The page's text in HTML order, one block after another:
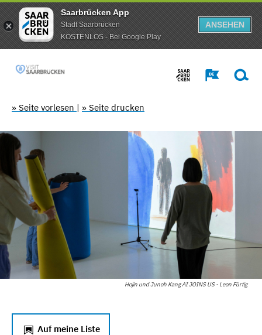
Saarbrücken App
Stadt Saarbrücken
KOSTENLOS - Bei Google Play
ANSEHEN
» Seite vorlesen | » Seite drucken
Hojin und Junoh Kang AI JOINS US - Leon Fürtig
Auf meine Liste